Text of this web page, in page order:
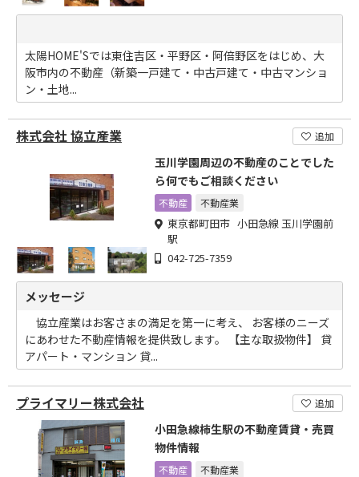
太陽HOME'Sでは東住吉区・平野区・阿倍野区をはじめ、大
阪市内の不動産（新築一戸建て・中古戸建て・中古マンショ
ン・土地...
株式会社 協立産業 追加
玉川学園周辺の不動産のことでした
ら何でもご相談ください
不動産 不動産業
東京都町田市 小田急線 玉川学園前
駅
042-725-7359
メッセージ
協立産業はお客さまの満足を第一に考え、 お客様のニーズ
にあわせた不動産情報を提供致します。 【主な取扱物件】 貸
アパート・マンション 貸...
プライマリー株式会社 追加
小田急線柿生駅の不動産賃貸・売買
物件情報
不動産 不動産業